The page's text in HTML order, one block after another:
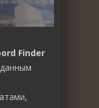
Finder